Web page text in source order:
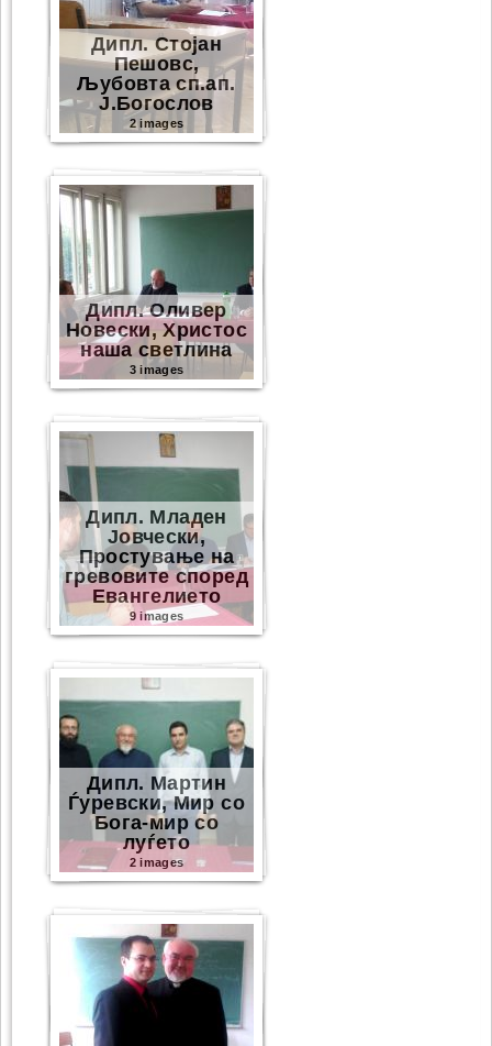
Дипл. Стојан
Пешовс,
Љубовта сп.ап.
Ј.Богослов
2 images
Дипл. Оливер
Новески, Христос
наша светлина
3 images
Дипл. Младен
Јовчески,
Простување на
гревовите според
Eвангелието
9 images
Дипл. Мартин
Ѓуревски, Мир со
Бога-мир со
луѓето
2 images